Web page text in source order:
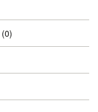
(0)